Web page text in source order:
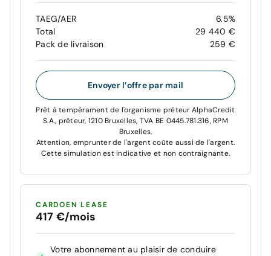
TAEG/AER
6.5%
Total
29 440 €
Pack de livraison
259 €
Envoyer l’offre par mail
Prêt à tempérament de l'organisme prêteur AlphaCredit
S.A., prêteur, 1210 Bruxelles, TVA BE 0445.781.316, RPM
Bruxelles.
Attention, emprunter de l'argent coûte aussi de l'argent.
Cette simulation est indicative et non contraignante.
CARDOEN LEASE
417 €/mois
Votre abonnement au plaisir de conduire